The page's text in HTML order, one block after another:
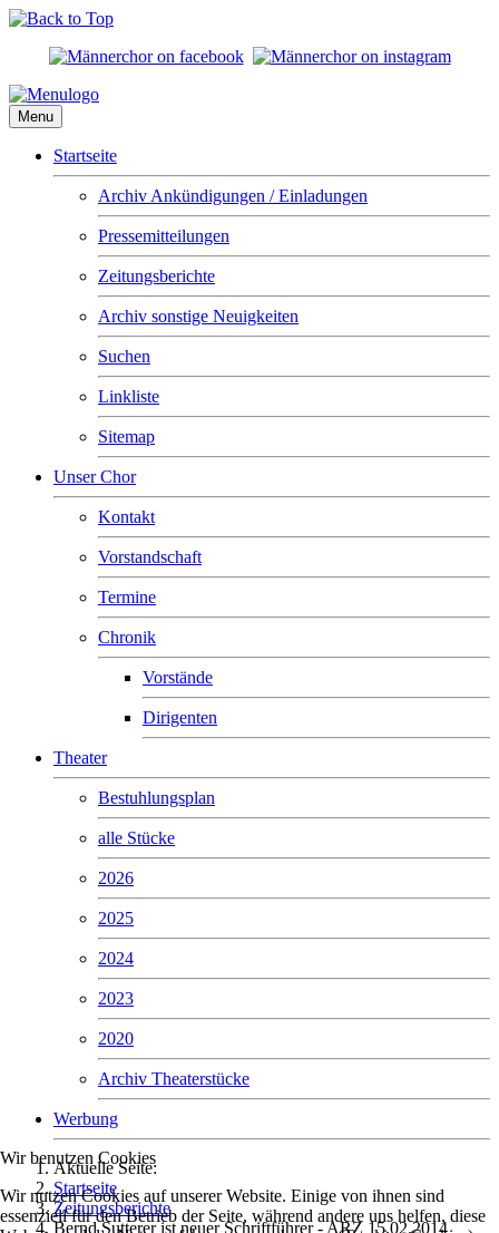
Menu
Startseite
Archiv Ankündigungen / Einladungen
Pressemitteilungen
Zeitungsberichte
Archiv sonstige Neuigkeiten
Suchen
Linkliste
Sitemap
Unser Chor
Kontakt
Vorstandschaft
Termine
Chronik
Vorstände
Dirigenten
Theater
Bestuhlungsplan
alle Stücke
2026
2025
2024
2023
2020
Archiv Theaterstücke
Werbung
Aktuelle Seite:
Startseite
Zeitungsberichte
Bernd Sutterer ist neuer Schriftführer - ARZ 15.02.2014
Wir benutzen Cookies
Wir nutzen Cookies auf unserer Website. Einige von ihnen sind
essenziell für den Betrieb der Seite, während andere uns helfen, diese